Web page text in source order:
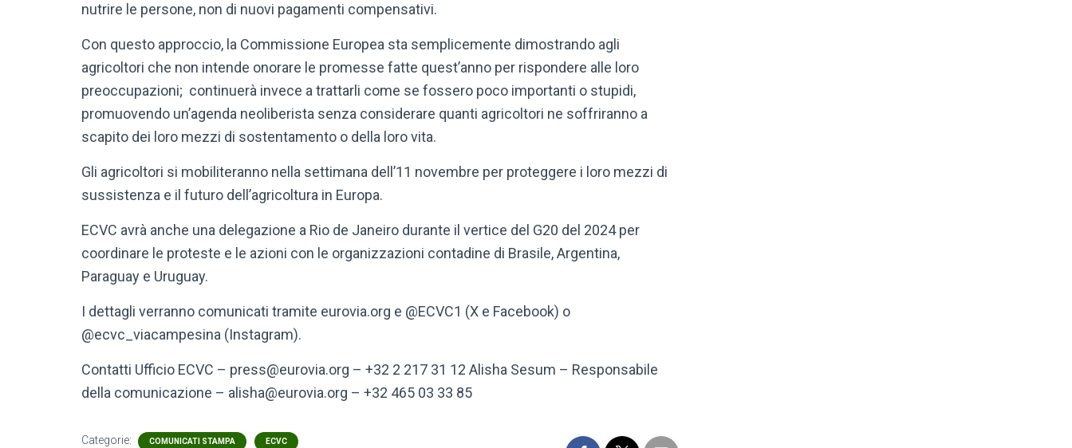
nutrire le persone, non di nuovi pagamenti compensativi.
Con questo approccio, la Commissione Europea sta semplicemente dimostrando agli
agricoltori che non intende onorare le promesse fatte quest’anno per rispondere alle loro
preoccupazioni; continuerà invece a trattarli come se fossero poco importanti o stupidi,
promuovendo un’agenda neoliberista senza considerare quanti agricoltori ne soffriranno a
scapito dei loro mezzi di sostentamento o della loro vita.
Gli agricoltori si mobiliteranno nella settimana dell’11 novembre per proteggere i loro mezzi di
sussistenza e il futuro dell’agricoltura in Europa.
ECVC avrà anche una delegazione a Rio de Janeiro durante il vertice del G20 del 2024 per
coordinare le proteste e le azioni con le organizzazioni contadine di Brasile, Argentina,
Paraguay e Uruguay.
I dettagli verranno comunicati tramite eurovia.org e @ECVC1 (X e Facebook) o
@ecvc_viacampesina (Instagram).
Contatti Ufficio ECVC – press@eurovia.org – +32 2 217 31 12 Alisha Sesum – Responsabile
della comunicazione – alisha@eurovia.org – +32 465 03 33 85
Categorie: COMUNICATI STAMPA ECVC